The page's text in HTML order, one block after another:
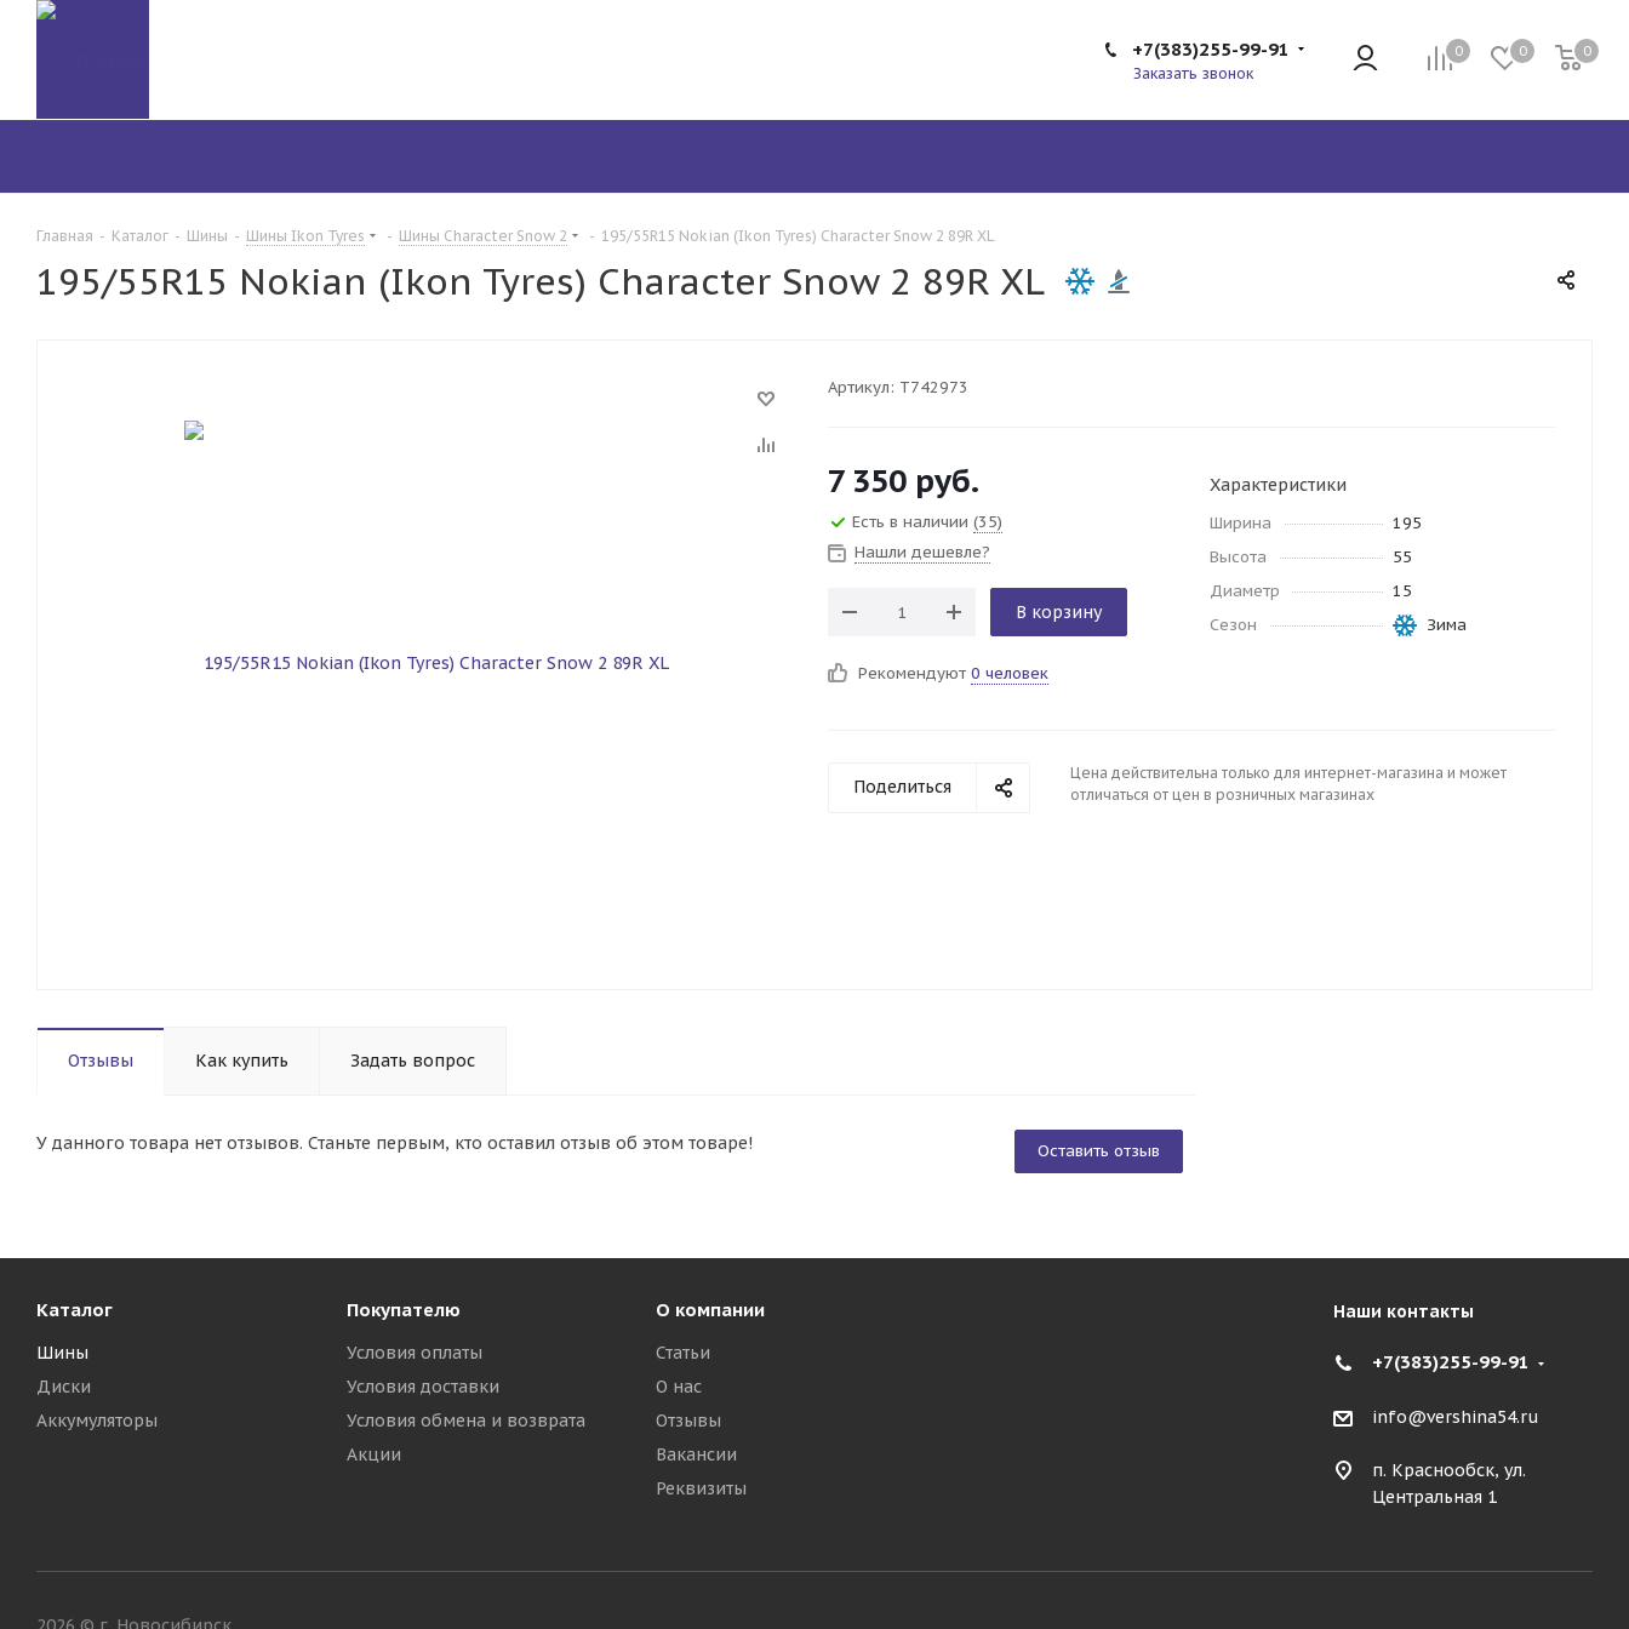
0 0 0
+7(383)255-99-91
Заказать звонок
Главная - Каталог - Шины - Шины Ikon Tyres - Шины Character Snow 2 - 195/55R15 Nokian (Ikon Tyres) Character Snow 2 89R XL
195/55R15 Nokian (Ikon Tyres) Character Snow 2 89R XL
Артикул: T742973
7 350 руб.
Есть в наличии (35)
Нашли дешевле?
В корзину
Рекомендуют 0 человек
Характеристики
Ширина
195
Высота
55
Диаметр
15
Сезон
Зима
Поделиться
Цена действительна только для интернет-магазина и может
отличаться от цен в розничных магазинах
Отзывы Как купить Задать вопрос
Оставить отзыв
У данного товара нет отзывов. Станьте первым, кто оставил отзыв об этом товаре!
Каталог
Шины
Диски
Аккумуляторы
Покупателю
Условия оплаты
Условия доставки
Условия обмена и возврата
Акции
О компании
Статьи
О нас
Отзывы
Вакансии
Реквизиты
Наши контакты
+7(383)255-99-91
info@vershina54.ru
п. Краснообск, ул.
Центральная 1